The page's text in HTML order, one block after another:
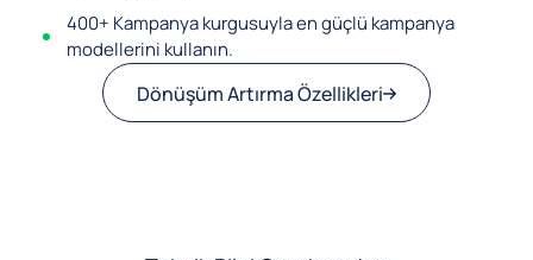
400+ Kampanya kurgusuyla en güçlü kampanya
modellerini kullanın.
Dönüşüm Artırma Özellikleri